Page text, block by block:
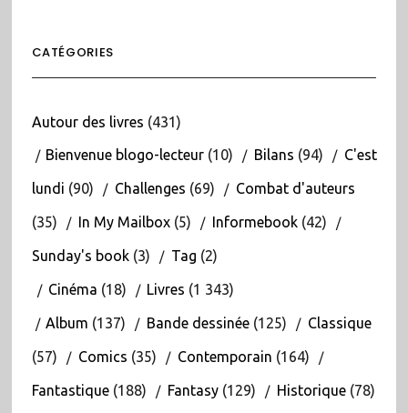
CATÉGORIES
Autour des livres (431)
Bienvenue blogo-lecteur(10) Bilans (94) C'est
lundi (90) Challenges (69) Combat d'auteurs
(35) In My Mailbox(5) Informebook(42)
Sunday's book(3) Tag (2)
Cinéma (18) Livres (1 343)
Album (137) Bande dessinée(125) Classique
(57) Comics (35) Contemporain (164)
Fantastique(188) Fantasy(129) Historique(78)